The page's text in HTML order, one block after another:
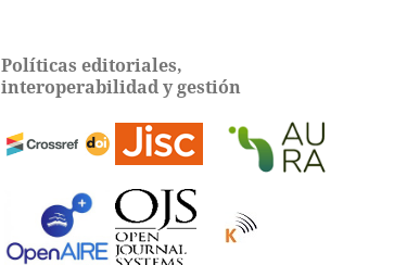
Políticas editoriales,
interoperabilidad y gestión